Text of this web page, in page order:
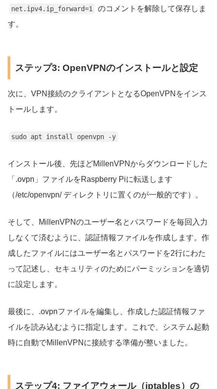
net.ipv4.ip_forward=1
のコメントを解除して保存しま
す。
ステップ3: OpenVPNのインストールと設定
次に、VPN接続のクライアントとなるOpenVPNをインス
トールします。
sudo apt install openvpn -y
インストール後、先ほどMillenVPNからダウンロードした
「.ovpn」ファイルをRaspberry Piに転送します
（/etc/openvpn/ ディレクトリに置くのが一般的です）。
そして、MillenVPNのユーザー名とパスワードを毎回入力
しなくて済むように、認証情報ファイルを作成します。作
成したファイルにはユーザー名とパスワードを2行にわた
って記述し、セキュリティのためにパーミッションを適切
に設定します。
最後に、.ovpnファイルを編集し、作成した認証情報ファ
イルを読み込むように指定します。これで、システム起動
時に自動でMillenVPNに接続する準備が整いました。
ステップ4: ファイアウォール（iptables）の